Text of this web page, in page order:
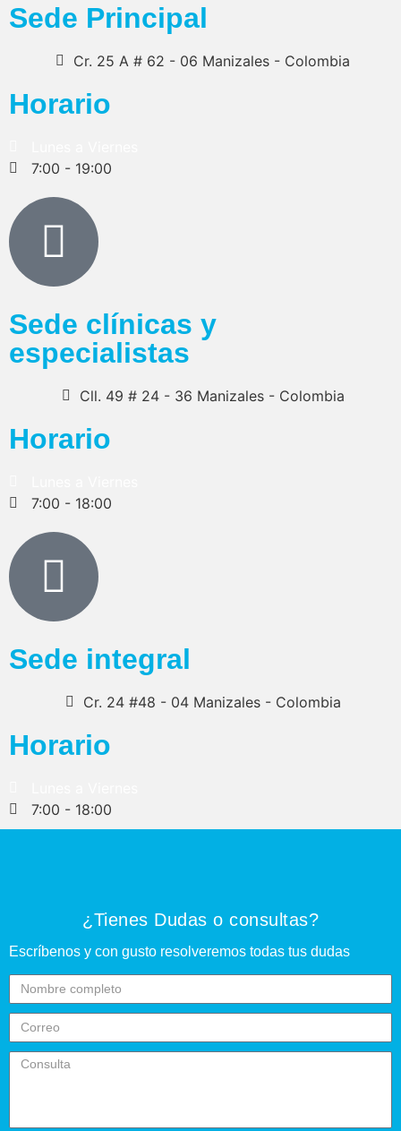
Sede Principal
Cr. 25 A # 62 - 06 Manizales - Colombia
Horario
7:00 - 19:00
Sede clínicas y
especialistas
Cll. 49 # 24 - 36 Manizales - Colombia
Horario
7:00 - 18:00
Sede integral
Cr. 24 #48 - 04 Manizales - Colombia
Horario
7:00 - 18:00
¿Tienes Dudas o consultas?
Escríbenos y con gusto resolveremos todas tus dudas